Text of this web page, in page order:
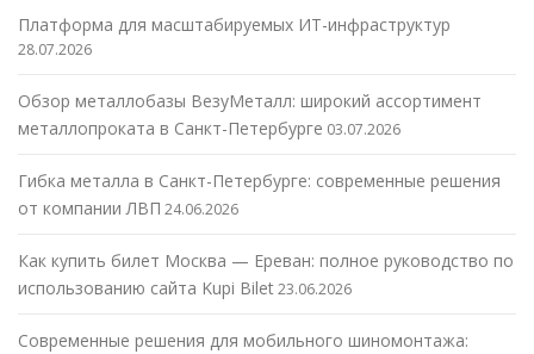
Платформа для масштабируемых ИТ-инфраструктур
28.07.2026
Обзор металлобазы ВезуМеталл: широкий ассортимент
металлопроката в Санкт-Петербурге 03.07.2026
Гибка металла в Санкт-Петербурге: современные решения
от компании ЛВП 24.06.2026
Как купить билет Москва — Ереван: полное руководство по
использованию сайта Kupi Bilet23.06.2026
Современные решения для мобильного шиномонтажа: